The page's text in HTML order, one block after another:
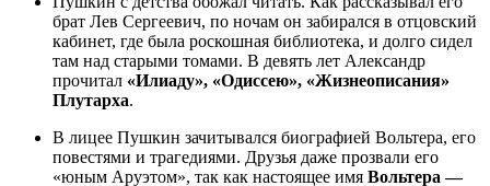
брат Лев Сергеевич, по ночам он забирался в отцовский
кабинет, где была роскошная библиотека, и долго сидел
там над старыми томами. В девять лет Александр
прочитал «Илиаду», «Одиссею», «Жизнеописания»
Плутарха.
В лицее Пушкин зачитывался биографией Вольтера, его
повестями и трагедиями. Друзья даже прозвали его
«юным Аруэтом», так как настоящее имя Вольтера —